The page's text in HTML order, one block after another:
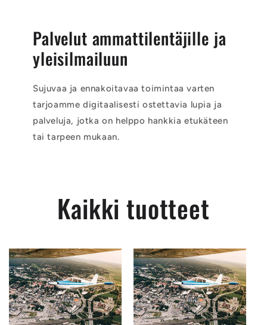
Palvelut ammattilentäjille ja
yleisilmailuun
Sujuvaa ja ennakoitavaa toimintaa varten
tarjoamme digitaalisesti ostettavia lupia ja
palveluja, jotka on helppo hankkia etukäteen
tai tarpeen mukaan.
Kaikki tuotteet